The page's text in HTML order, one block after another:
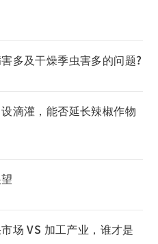
多及干燥季虫害多的问题?
滴灌，能否延长辣椒作物
场 VS 加工产业，谁才是